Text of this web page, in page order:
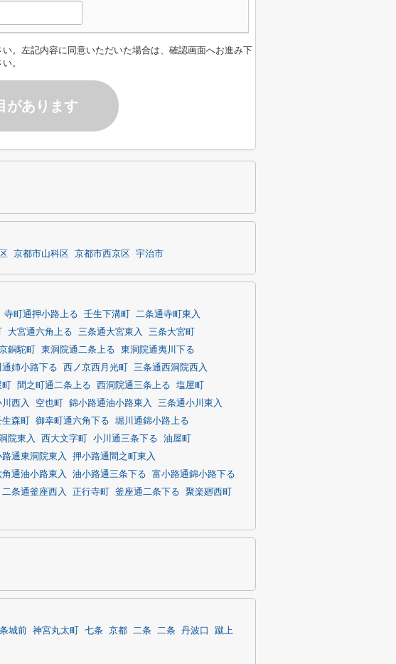
。左記内容に同意いただいた場合は、確認画面へお進み下
。
があります
京都市山科区 京都市西京区 宇治市
寺町通押小路上る 壬生下溝町
二条通寺町東入
大宮通六角上る 三条通大宮東入
三条大宮町
銅駝町 東洞院通二条上る
東洞院通夷川下る
姉小路下る 西ノ京西月光町
三条通西洞院西入
間之町通二条上る 西洞院通三条上る
塩屋町
西入 空也町 錦小路通油小路東入
三条通小川東入
森町 御幸町通六角下る
堀川通錦小路上る
院東入 西大文字町 小川通三条下る
油屋町
路通東洞院東入
押小路通間之町東入
角通油小路東入 油小路通三条下る
富小路通錦小路下る
二条通釜座西入 正行寺町 釜座通二条下る
聚楽廻西町
城前 神宮丸太町 七条 京都 二条 二条 丹波口
蹴上